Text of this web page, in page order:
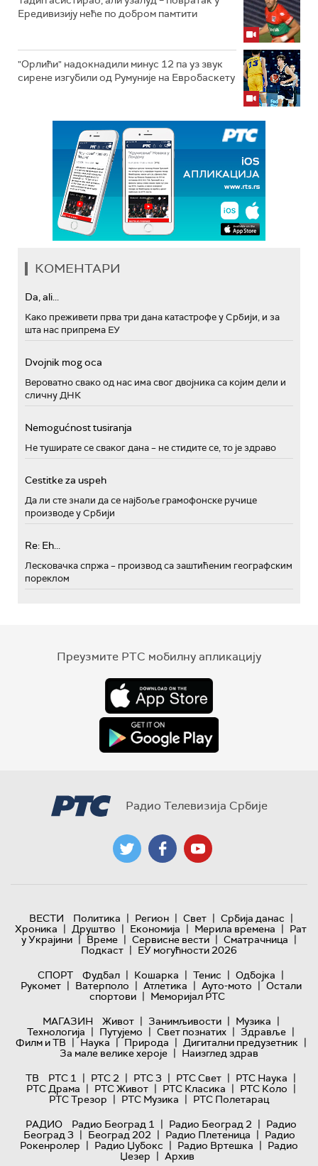
Ередивизију неће по добром памтити
"Орлићи" надокнадили минус 12 па уз звук
сирене изгубили од Румуније на Евробаскету
КОМЕНТАРИ
Da, ali...
Како преживети прва три дана катастрофе у Србији, и за
шта нас припрема ЕУ
Dvojnik mog oca
Вероватно свако од нас има свог двојника са којим дели и
сличну ДНК
Nemogućnost tusiranja
Не туширате се сваког дана – не стидите се, то је здраво
Cestitke za uspeh
Да ли сте знали да се најбоље грамофонске ручице
производе у Србији
Re: Eh...
Лесковачка спржа – производ са заштићеним географским
пореклом
Преузмите РТС мобилну апликацију
Радио Телевизија Србије
ВЕСТИ Политика | Регион | Свет | Србија данас |
Хроника | Друштво | Економија | Мерила времена | Рат
у Украјини | Време | Сервисне вести | Сматрачница |
Подкаст | ЕУ могућности 2026
СПОРТ
Фудбал | Кошарка | Тенис | Одбојка |
Рукомет | Ватерполо | Атлетика | Ауто-мото | Остали
спортови | Меморијал РТС
МАГАЗИН
Живот | Занимљивости | Музика |
Технологијa | Путујемо | Свет познатих | Здравље |
Филм и ТВ | Наука | Природа | Дигитални предузетник |
За мале велике хероје | Наизглед здрав
ТВ
РТС 1 | РТС 2 | РТС 3 | РТС Свет | РТС Наука |
РТС Драма | РТС Живот | РТС Класика | РТС Коло |
РТС Трезор | РТС Музика | РТС Полетарац
РАДИО
Радио Београд 1 | Радио Београд 2 | Радио
Београд 3 | Београд 202 | Радио Плетеница | Радио
Рокенролер | Радио Џубокс | Радио Вртешка | Радио
Џезер | Архив